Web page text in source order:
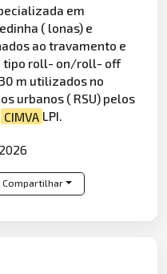
em
( lonas) e
ao travamento e
tipo roll- on/roll- off
m utilizados no
urbanos ( RSU) pelos
CIMVA LPI.
Compartilhar